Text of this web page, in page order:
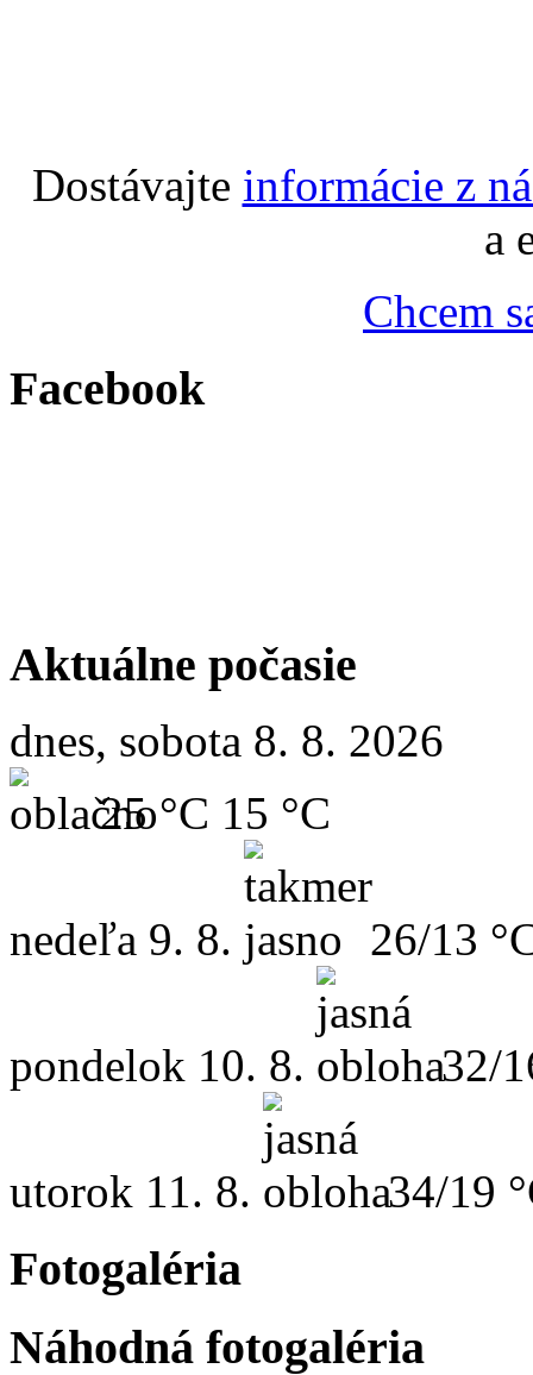
Dostávajte informácie z
a
Chcem
Facebook
Aktuálne počasie
dnes, sobota 8. 8. 2026
25 °C 15 °C
nedeľa 9. 8. 26/13
pondelok 10. 8. 32/
utorok 11. 8. 34/19
Fotogaléria
Náhodná fotogaléria